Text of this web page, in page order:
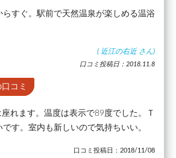
らすぐ。駅前で天然温泉が楽しめる温浴
( 近江の右近 さん)
口コミ投稿日：2018.11.8
コミ
れます。温度は表示で89度でした。Ｔ
す。室内も新しいので気持ちいい。
口コミ投稿日：2018/11/08